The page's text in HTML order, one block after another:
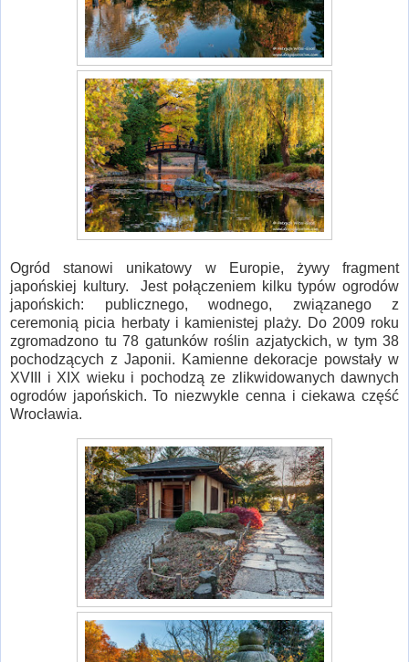
Ogród stanowi unikatowy w Europie, żywy fragment
japońskiej kultury. Jest połączeniem kilku typów ogrodów
japońskich: publicznego, wodnego, związanego z
ceremonią picia herbaty i kamienistej plaży. Do 2009 roku
zgromadzono tu 78 gatunków roślin azjatyckich, w tym 38
pochodzących z Japonii. Kamienne dekoracje powstały w
XVIII i XIX wieku i pochodzą ze zlikwidowanych dawnych
ogrodów japońskich. To niezwykle cenna i ciekawa część
Wrocławia.